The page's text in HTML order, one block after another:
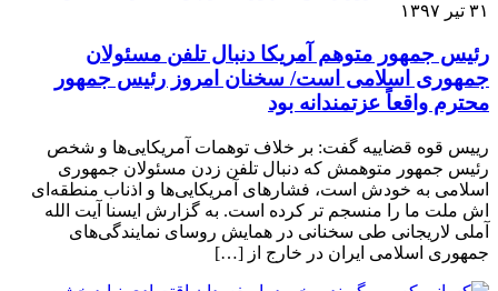
۳۱ تیر ۱۳۹۷
رئیس جمهور متوهم آمریکا دنبال تلفن مسئولان
جمهوری اسلامی است/ سخنان امروز رئیس جمهور
محترم واقعاً عزتمندانه بود
رییس قوه قضاییه گفت: بر خلاف توهمات آمریکایی‌ها و شخص
رئیس جمهور متوهمش که دنبال تلفن زدن مسئولان جمهوری
اسلامی به خودش است، فشارهای آمریکایی‌ها و اذناب منطقه‌ای
اش ملت ما را منسجم تر کرده است. به گزارش ایسنا آیت الله
آملی لاریجانی طی سخنانی در همایش روسای نمایندگی‌های
جمهوری اسلامی ایران در خارج از […]